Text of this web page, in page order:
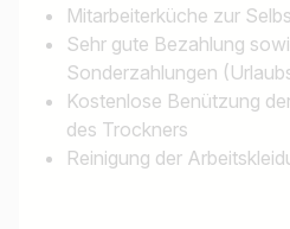
Mitarbeiterküche zur
Sehr gute Bezahlung
Sonderzahlungen
Kostenlose Benützung
des Trockners
Reinigung der